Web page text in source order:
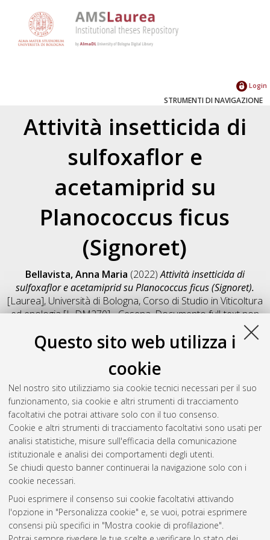
Questo sito web utilizza i
cookie
Nel nostro sito utilizziamo sia cookie tecnici necessari per il suo
funzionamento, sia cookie e altri strumenti di tracciamento
facoltativi che potrai attivare solo con il tuo consenso.
Cookie e altri strumenti di tracciamento facoltativi sono usati per
analisi statistiche, misure sull'efficacia della comunicazione
istituzionale e analisi dei comportamenti degli utenti.
Se chiudi questo banner continuerai la navigazione solo con i
cookie necessari.
Puoi esprimere il consenso sui cookie facoltativi attivando
l'opzione in "Personalizza cookie" e, se vuoi, potrai esprimere
consensi più specifici in "Mostra cookie di profilazione".
Login
STRUMENTI DI NAVIGAZIONE
Attività insetticida di
sulfoxaflor e
acetamiprid su
Planococcus ficus
(Signoret)
Bellavista, Anna Maria (2022)Attività insetticida di
sulfoxaflor e acetamiprid su Planococcus ficus (Signoret).
[Laurea], Università di Bologna, Corso di Studio in Viticoltura
ed enologia [L-DM270] - Cesena, Documento full-text non
Salva citazione
Condividi
Il full-text non è disponibile per scelta dell'autore. (
Abstract
Altri metadati
Gestione del documento:
Atom
Rss 1.0